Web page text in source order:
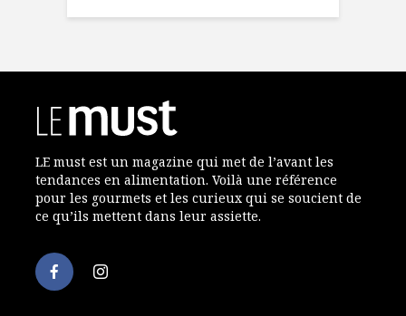
LE must est un magazine qui met de l’avant les
tendances en alimentation. Voilà une référence
pour les gourmets et les curieux qui se soucient de
ce qu’ils mettent dans leur assiette.